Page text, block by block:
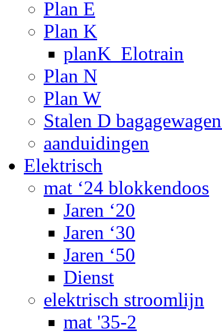
Plan E
Plan K
planK_Elotrain
Plan N
Plan W
Stalen D
aanduidingen
Elektrisch
mat ‘24 blokkendoos
Jaren ‘20
Jaren ‘30
Jaren ‘50
Dienst
elektrisch stroomlijn
mat '35-2